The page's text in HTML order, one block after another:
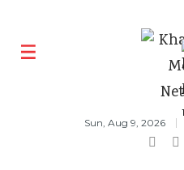
Sun, Aug 9, 2026